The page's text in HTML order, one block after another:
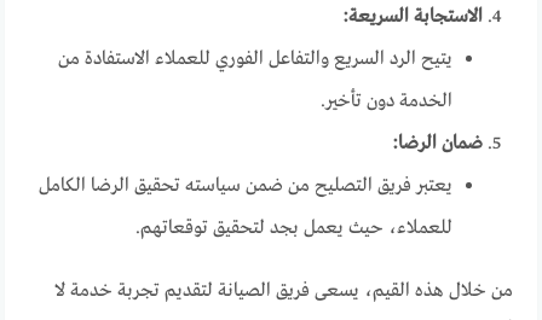
الاستجابة السريعة:
يتيح الرد السريع والتفاعل الفوري للعملاء الاستفادة من
الخدمة دون تأخير.
ضمان الرضا:
يعتبر فريق التصليح من ضمن سياسته تحقيق الرضا الكامل
للعملاء، حيث يعمل بجد لتحقيق توقعاتهم.
من خلال هذه القيم، يسعى فريق الصيانة لتقديم تجربة خدمة لا